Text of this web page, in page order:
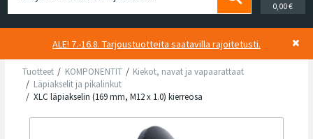
0,00 €
ALE! 7.-16.8. Tarjoustuotteita saatavilla rajoitetusti.
Tuotteet KOMPONENTIT
Kiekot, navat ja vapaarattaat
Läpiakselit ja pikalinkut
XLC läpiakselin (169 mm, M12 x 1.0) kierreosa